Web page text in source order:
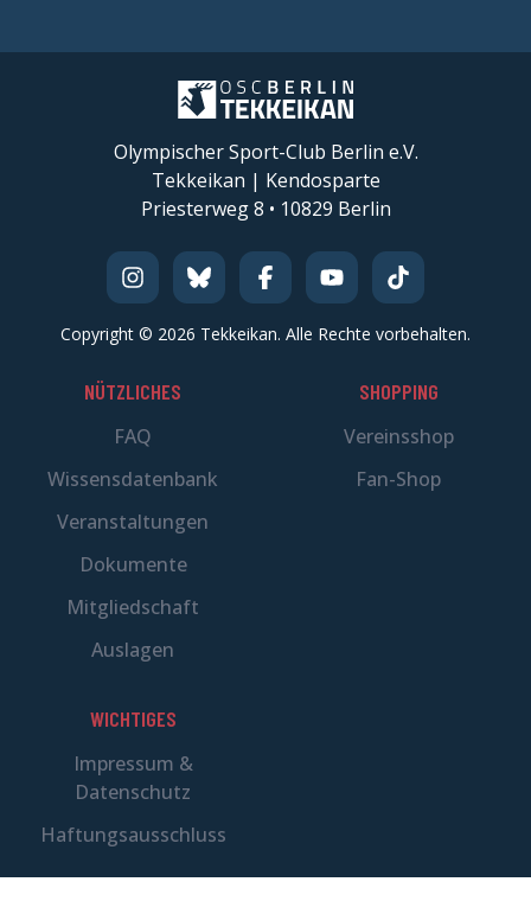
Olympischer Sport-Club Berlin e.V.
Tekkeikan | Kendosparte
Priesterweg 8 • 10829 Berlin
Copyright © 2026 Tekkeikan. Alle Rechte vorbehalten.
NÜTZLICHES
FAQ
Wissensdatenbank
Veranstaltungen
Dokumente
Mitgliedschaft
Auslagen
SHOPPING
Vereinsshop
Fan-Shop
WICHTIGES
Impressum &
Datenschutz
Haftungsausschluss